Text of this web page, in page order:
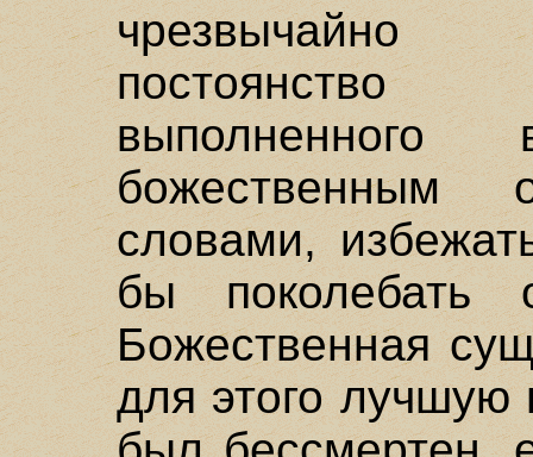
чрезвычайно
божественным
словами,
бы поколебать
Божественная
для этого лучшую